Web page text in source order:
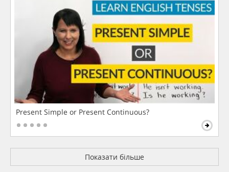
Present Simple or Present Continuous?
Показати більше